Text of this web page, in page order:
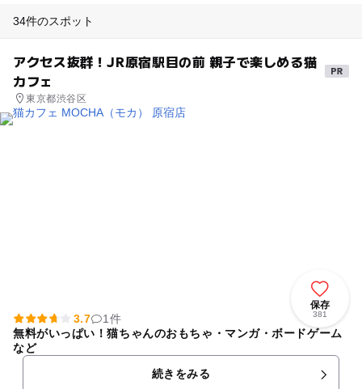
34件のスポット
アクセス抜群！JR原宿駅目の前 親子で楽しめる猫
カフェ
東京都渋谷区
保存
381
3.7
1件
無料がいっぱい！猫ちゃんのおもちゃ・マンガ・ボードゲーム
など
続きをみる